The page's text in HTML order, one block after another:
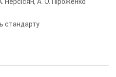
стандарту